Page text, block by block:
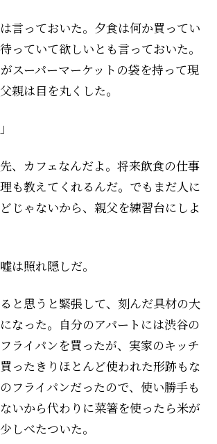
言っておいた。夕食は何か買ってい
っていて欲しいとも言っておいた。
スーパーマーケットの袋を持って現
親は目を丸くした。
先、カフェなんだよ。将来飲食の仕事
も教えてくれるんだ。でもまだ人に
じゃないから、親父を練習台にしよ
は照れ隠しだ。
と思うと緊張して、刻んだ具材の大
なった。自分のアパートには渋谷の
ライパンを買ったが、実家のキッチ
ったきりほとんど使われた形跡もな
フライパンだったので、使い勝手も
いから代わりに菜箸を使ったら米が
しべたついた。